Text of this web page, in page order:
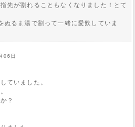
先が割れることもなくなりました！とて
ぬるま湯で割って一緒に愛飲していま
06日
ていました。
？